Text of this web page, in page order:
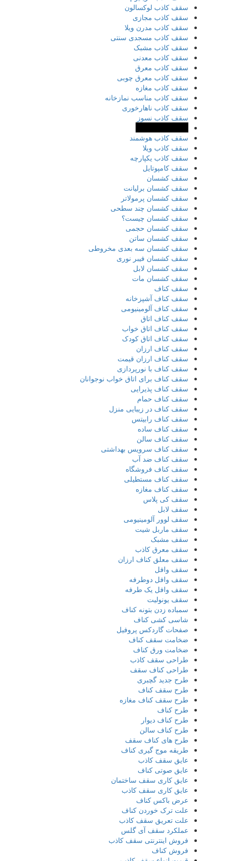
سقف کاذب لوکسالون
سقف کاذب مجازی
سقف کاذب مدرن ویلا
سقف کاذب مسجدی سنتی
سقف کاذب مشبک
سقف کاذب معدنی
سقف کاذب معرق
سقف کاذب معرق چوبی
سقف کاذب مغازه
سقف کاذب مناسب نمازخانه
سقف کاذب ناهارخوری
سقف کاذب نسوز
سقف کاذب هوشمند
سقف کاذب ویلا
سقف کاذب یکپارچه
سقف کامپوتایل
سقف کشسان
سقف کشسان برلیانت
سقف کشسان پرمولاتر
سقف کشسان چند سطحی
سقف کشسان چیست؟
سقف کشسان حجمی
سقف کشسان ساتن
سقف کشسان سه بعدی مخروطی
سقف کشسان فیبر نوری
سقف کشسان لابل
سقف کشسان مات
سقف کناف
سقف کناف آشپزخانه
سقف کناف آلومینیومی
سقف کناف اتاق
سقف کناف اتاق خواب
سقف کناف اتاق کودک
سقف کناف ارزان
سقف کناف ارزان قیمت
سقف کناف با نورپردازی
سقف کناف برای اتاق خواب نوجوانان
سقف کناف پذیرایی
سقف کناف حمام
سقف کناف در زیبایی منزل
سقف کناف رابیتس
سقف کناف ساده
سقف کناف سالن
سقف کناف سرویس بهداشتی
سقف کناف ضد آب
سقف کناف فروشگاه
سقف کناف مستطیلی
سقف کناف مغازه
سقف کی پلاس
سقف لابل
سقف لوور آلومینیومی
سقف ماربل شیت
سقف مشبک
سقف معرق کاذب
سقف معلق کناف ارزان
سقف وافل
سقف وافل دوطرفه
سقف وافل یک طرفه
سقف یونولیت
سمباده زدن بتونه کناف
شاسی کشی کناف
صفحات گاردکس پروفیل
ضخامت سقف کناف
ضخامت ورق کناف
طراحی سقف کاذب
طراحی کناف سقف
طرح جدید گچبری
طرح سقف کناف
طرح سقف کناف مغازه
طرح کناف
طرح کناف دیوار
طرح کناف سالن
طرح های کناف سقف
طریقه موج گیری کناف
عایق سقف کاذب
عایق صوتی کناف
عایق کاری سقف ساختمان
عایق کاری سقف کاذب
عرض باکس کناف
علت ترک خوردن کناف
علت تعریق سقف کاذب
عملکرد سقف آی گلس
فروش اینترنتی سقف کاذب
فروش کناف